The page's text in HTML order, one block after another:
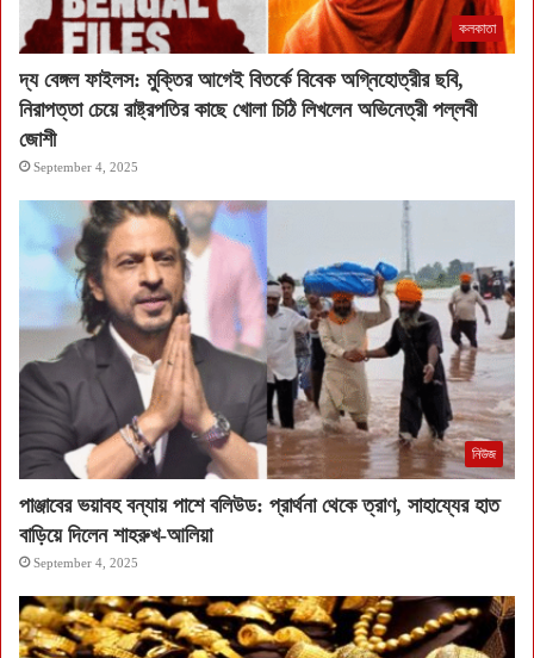
কলকাতা
দ্য বেঙ্গল ফাইলস: মুক্তির আগেই বিতর্কে বিবেক অগ্নিহোত্রীর ছবি,
নিরাপত্তা চেয়ে রাষ্ট্রপতির কাছে খোলা চিঠি লিখলেন অভিনেত্রী পল্লবী
জোশী
September 4, 2025
নিউজ
পাঞ্জাবের ভয়াবহ বন্যায় পাশে বলিউড: প্রার্থনা থেকে ত্রাণ, সাহায্যের হাত
বাড়িয়ে দিলেন শাহরুখ-আলিয়া
September 4, 2025